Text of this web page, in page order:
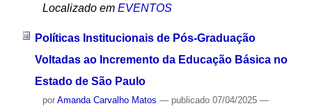
Localizado em EVENTOS
Políticas Institucionais de Pós-Graduação
Voltadas ao Incremento da Educação Básica no
Estado de São Paulo
por Amanda Carvalho Matos — publicado07/04/2025 —